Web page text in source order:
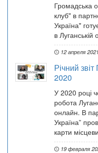
Громадська
клуб" в
Україна"
в
12 апреля
Річний
2020
У 2020 році
робота
онлайн. В
Україна”
карти
19 февраля